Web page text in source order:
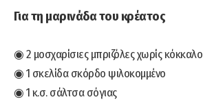
Για τη μαρινάδα του κρέατος
◉ 2 μοσχαρίσιες μπριζόλες χωρίς κόκκαλο
◉ 1 σκελίδα σκόρδο ψιλοκομμένο
◉ 1 κ.σ. σάλτσα σόγιας